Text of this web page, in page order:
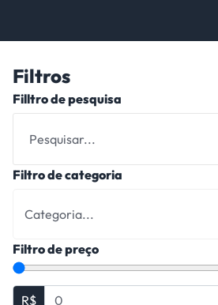
Filtros
Filltro de pesquisa
Filtro de categoria
Filtro de preço
R$